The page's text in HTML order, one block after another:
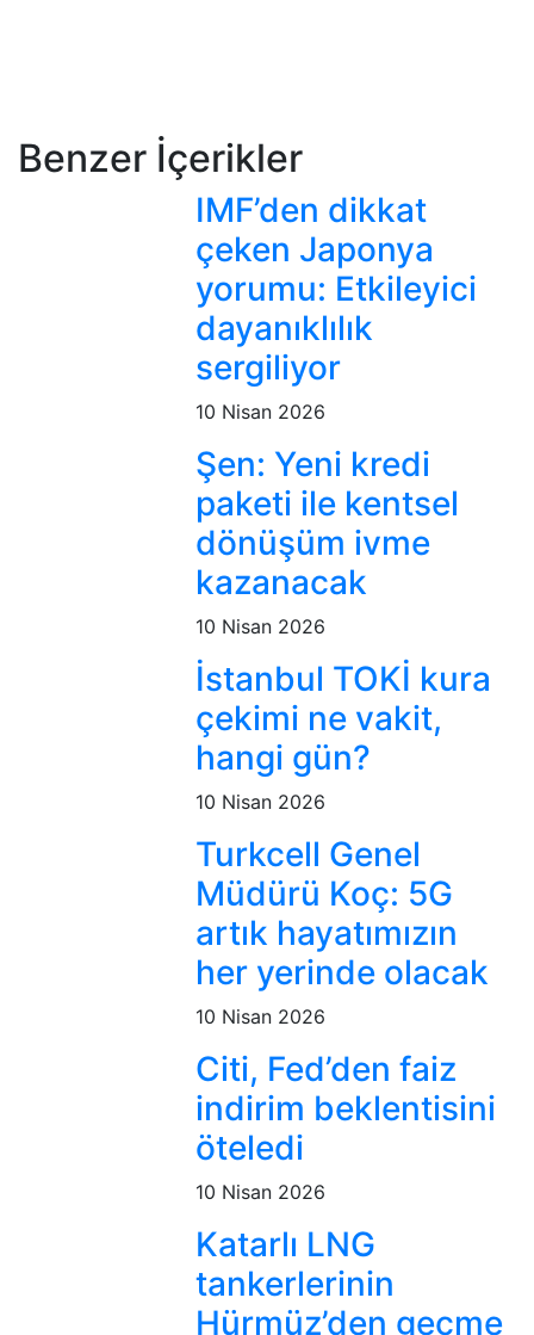
Benzer İçerikler
IMF’den dikkat
çeken Japonya
yorumu: Etkileyici
dayanıklılık
sergiliyor
10 Nisan 2026
Şen: Yeni kredi
paketi ile kentsel
dönüşüm ivme
kazanacak
10 Nisan 2026
İstanbul TOKİ kura
çekimi ne vakit,
hangi gün?
10 Nisan 2026
Turkcell Genel
Müdürü Koç: 5G
artık hayatımızın
her yerinde olacak
10 Nisan 2026
Citi, Fed’den faiz
indirim beklentisini
öteledi
10 Nisan 2026
Katarlı LNG
tankerlerinin
Hürmüz’den geçme